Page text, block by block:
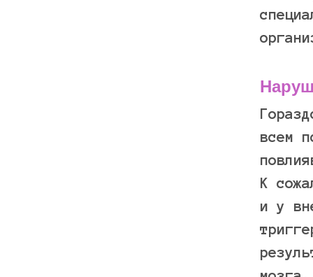
всем
К
и у